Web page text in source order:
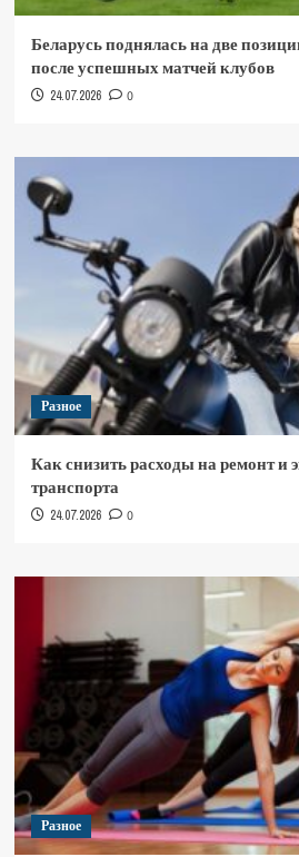
Беларусь поднялась на две
после успешных матчей клубов
24.07.2026 0
Разное
Как снизить расходы на ремонт и
транспорта
24.07.2026 0
Разное